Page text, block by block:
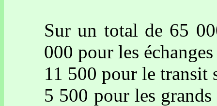
Sur un total de 65
000 pour les
11 500 pour le transit
5 500 pour les